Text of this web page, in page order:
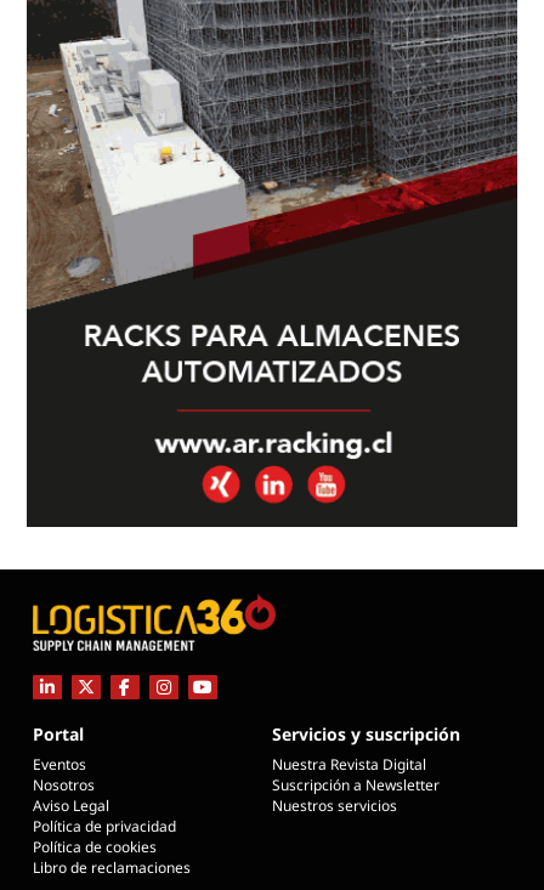
Portal
Eventos
Nosotros
Aviso Legal
Política de privacidad
Política de cookies
Libro de reclamaciones
Servicios y suscripción
Nuestra Revista Digital
Suscripción a Newsletter
Nuestros servicios